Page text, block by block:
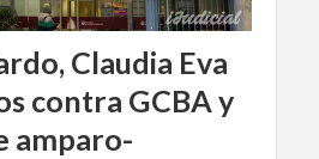
Claudia Eva
contra GCBA y
amparo-